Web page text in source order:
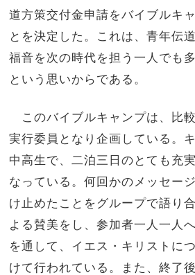
道方策交付金申請をバイブルキ
とを決定した。これは、青年伝
福音を次の時代を担う一人でも
という思いからである。
このバイブルキャンプは、比
実行委員となり企画している。
中高生で、二泊三日のとても充
なっている。何回かのメッセー
け止めたことをグループで語り
よる賛美をし、参加者一人一人
を通して、イエス・キリストに
けて行われている。また、終了